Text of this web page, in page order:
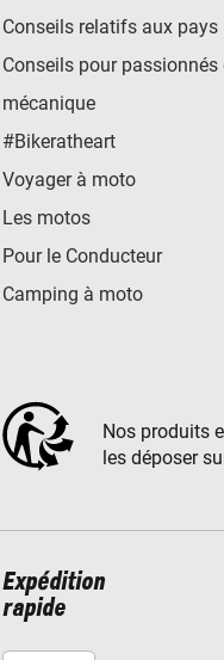
Conseils relatifs aux pays
Conseils pour passionnés
mécanique
#Bikeratheart
Voyager à moto
Les motos
Pour le Conducteur
Camping à moto
Nos produits
les déposer
Expédition
rapide